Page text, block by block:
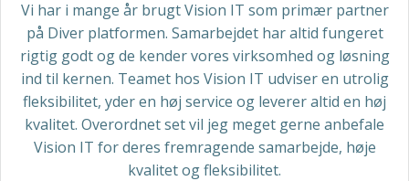
Vi har i mange år brugt Vision IT som primær partner
på Diver platformen. Samarbejdet har altid fungeret
rigtig godt og de kender vores virksomhed og løsning
ind til kernen. Teamet hos Vision IT udviser en utrolig
fleksibilitet, yder en høj service og leverer altid en høj
kvalitet. Overordnet set vil jeg meget gerne anbefale
Vision IT for deres fremragende samarbejde, høje
kvalitet og fleksibilitet.